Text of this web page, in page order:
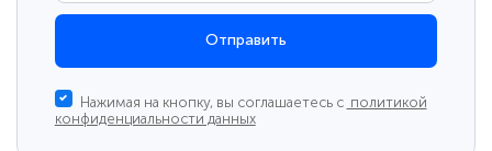
Отправить
Нажимая на кнопку, вы соглашаетесь с политикой
конфиденциальности данных